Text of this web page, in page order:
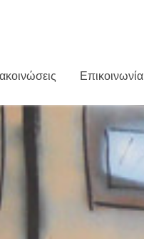
Επικοινωνία